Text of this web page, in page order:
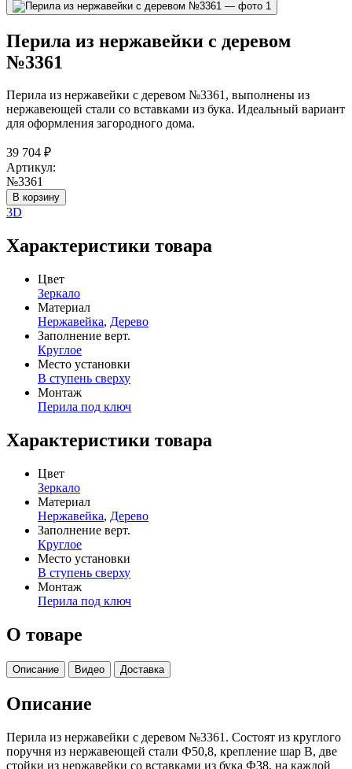
Перила из нержавейки с деревом
№3361
Перила из нержавейки с деревом №3361, выполнены из
нержавеющей стали со вставками из бука. Идеальный вариант
для оформления загородного дома.
39 704 ₽
Артикул:
№3361
В корзину
3D
Характеристики товара
Цвет
Зеркало
Материал
Нержавейка, Дерево
Заполнение верт.
Круглое
Место установки
В ступень сверху
Монтаж
Перила под ключ
Характеристики товара
Цвет
Зеркало
Материал
Нержавейка, Дерево
Заполнение верт.
Круглое
Место установки
В ступень сверху
Монтаж
Перила под ключ
О товаре
Описание Видео Доставка
Описание
Перила из нержавейки с деревом №3361. Состоят из круглого
поручня из нержавеющей стали Ф50,8, крепление шар В, две
стойки из нержавейки со вставками из бука Ф38, на каждой